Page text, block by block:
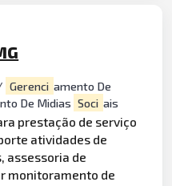
Gerenci amento De
De Midias Soci ais
prestação de serviço
atividades de
assessoria de
monitoramento de